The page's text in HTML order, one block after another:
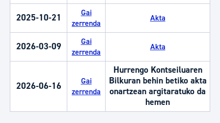
2025-10-21
Gai
zerrenda
Akta
2026-03-09
Gai
zerrenda
Akta
2026-06-16
Gai
zerrenda
Hurrengo Kontseiluaren
Bilkuran behin betiko akta
onartzean argitaratuko da
hemen